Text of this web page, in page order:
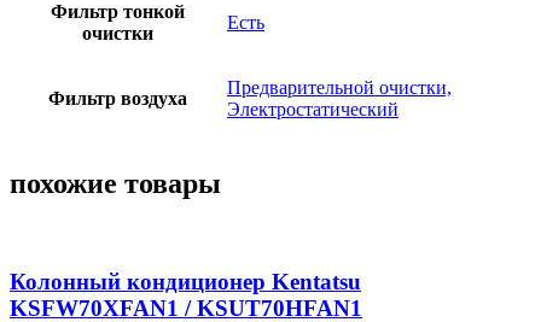
Фильтр тонкой
очистки
Есть
Фильтр воздуха
Предварительной очистки,
Электростатический
похожие товары
Колонный кондиционер Kentatsu
KSFW70XFAN1 / KSUT70HFAN1